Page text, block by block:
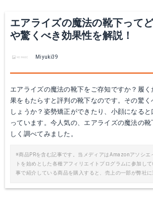
エアライズの魔法の靴下って
や驚くべき効果性を解説！
Miyuki39
エアライズの魔法の靴下をご存知ですか？履
果をもたらすと評判の靴下なのです。その驚
しょうか？姿勢矯正ができたり、小顔になる
っています。今人気の、エアライズの魔法の
しく調べてみました。
※商品PRを含む記事です。当メディアはAmazonアソシエ
トを始めとした各種アフィリエイトプログラムに参加し
事で紹介している商品を購入すると、売上の一部が弊社に